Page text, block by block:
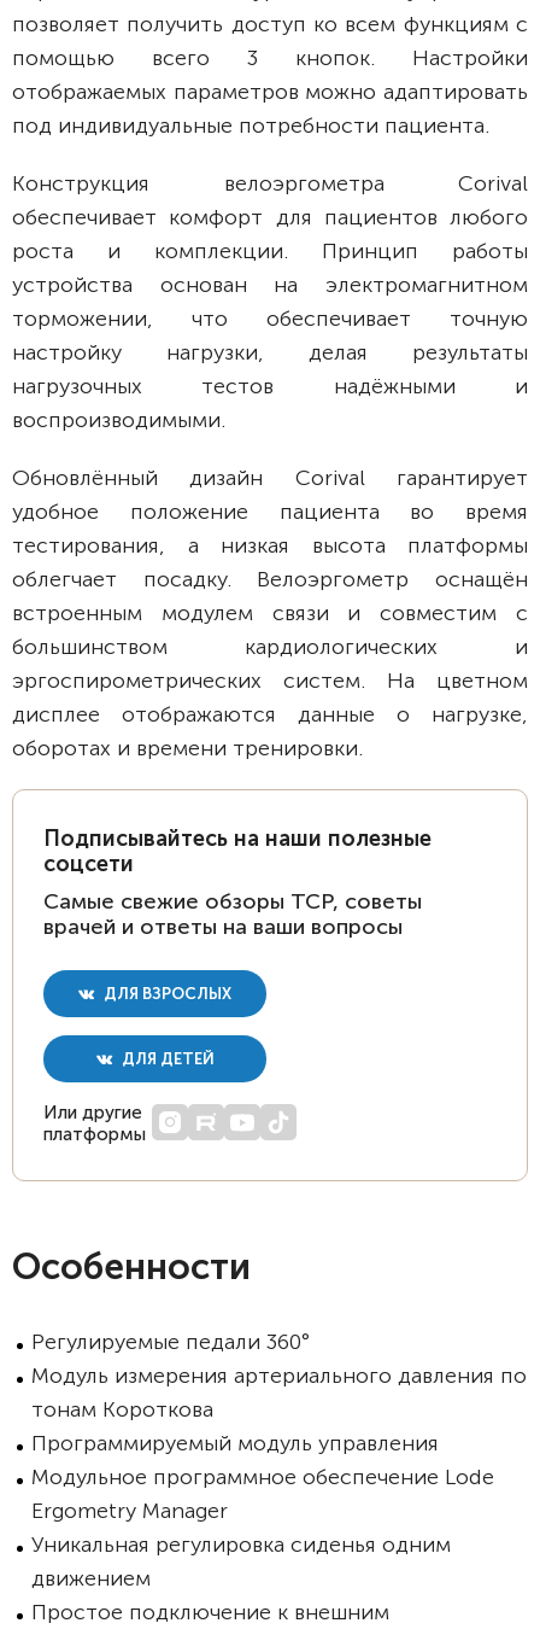
позволяет получить доступ ко всем функциям с
помощью всего 3 кнопок. Настройки
отображаемых параметров можно адаптировать
под индивидуальные потребности пациента.
Конструкция велоэргометра Corival
обеспечивает комфорт для пациентов любого
роста и комплекции. Принцип работы
устройства основан на электромагнитном
торможении, что обеспечивает точную
настройку нагрузки, делая результаты
нагрузочных тестов надёжными и
воспроизводимыми.
Обновлённый дизайн Corival гарантирует
удобное положение пациента во время
тестирования, а низкая высота платформы
облегчает посадку. Велоэргометр оснащён
встроенным модулем связи и совместим с
большинством кардиологических и
эргоспирометрических систем. На цветном
дисплее отображаются данные о нагрузке,
оборотах и времени тренировки.
Подписывайтесь на наши полезные
соцсети
Самые свежие обзоры ТСР, советы
врачей и ответы на ваши вопросы
ДЛЯ ВЗРОСЛЫХ
ДЛЯ ДЕТЕЙ
Или другие
платформы
Особенности
Регулируемые педали 360°
Модуль измерения артериального давления по
тонам Короткова
Программируемый модуль управления
Модульное программное обеспечение Lode
Ergometry Manager
Уникальная регулировка сиденья одним
движением
Простое подключение к внешним